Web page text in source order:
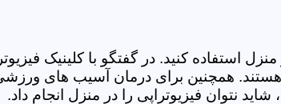
استفاده کنید. در گفتگو با کلینیک
همچنین برای درمان آسیب های ورزشی،
نتوان فیزیوتراپی را در منزل انجام داد.